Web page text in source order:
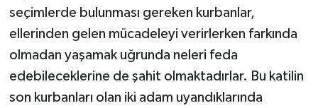
seçimlerde bulunması gereken kurbanlar,
ellerinden gelen mücadeleyi verirlerken farkında
olmadan yaşamak uğrunda neleri feda
edebileceklerine de şahit olmaktadırlar. Bu katilin
son kurbanları olan iki adam uyandıklarında
Türkiye
İletişim